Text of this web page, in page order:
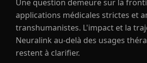
Une question demeure sur la
applications médicales strictes et
transhumanistes. L'impact et la
Neuralink au-delà des usages
restent à clarifier.